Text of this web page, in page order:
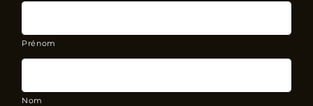
Prénom
Nom